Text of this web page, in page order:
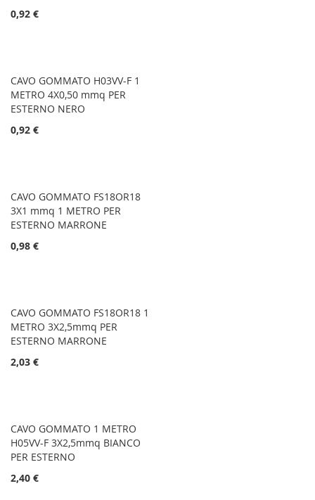
0,92 €
CAVO GOMMATO H03VV-F 1
METRO 4X0,50 mmq PER
ESTERNO NERO
0,92 €
CAVO GOMMATO FS18OR18
3X1 mmq 1 METRO PER
ESTERNO MARRONE
0,98 €
CAVO GOMMATO FS18OR18 1
METRO 3X2,5mmq PER
ESTERNO MARRONE
2,03 €
CAVO GOMMATO 1 METRO
H05VV-F 3X2,5mmq BIANCO
PER ESTERNO
2,40 €